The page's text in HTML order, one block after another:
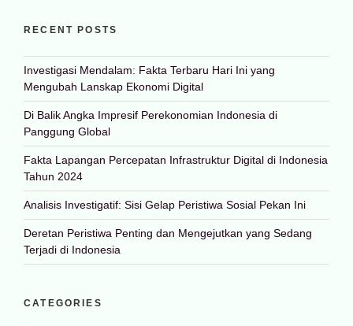
RECENT POSTS
Investigasi Mendalam: Fakta Terbaru Hari Ini yang
Mengubah Lanskap Ekonomi Digital
Di Balik Angka Impresif Perekonomian Indonesia di
Panggung Global
Fakta Lapangan Percepatan Infrastruktur Digital di Indonesia
Tahun 2024
Analisis Investigatif: Sisi Gelap Peristiwa Sosial Pekan Ini
Deretan Peristiwa Penting dan Mengejutkan yang Sedang
Terjadi di Indonesia
CATEGORIES